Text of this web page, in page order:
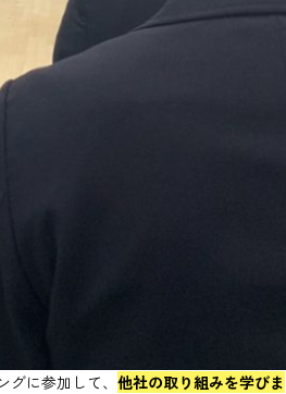
に参加して、 他社の取り組みを学びま